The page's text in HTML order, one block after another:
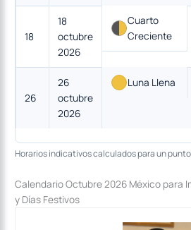
18
18
octubre
2026
Cuarto
Creciente
26
26
octubre
2026
Luna Llena
Horarios indicativos calculados para un
Calendario Octubre 2026 México para
y Días Festivos